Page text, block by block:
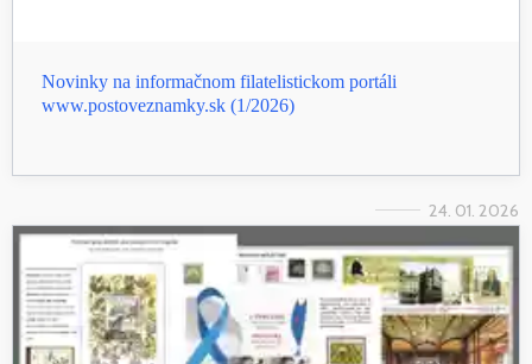
Novinky na informačnom filatelistickom portáli
www.postoveznamky.sk (1/2026)
24. 01. 2026